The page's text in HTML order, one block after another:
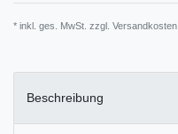
* inkl. ges. MwSt. zzgl. Versandkosten
Beschreibung